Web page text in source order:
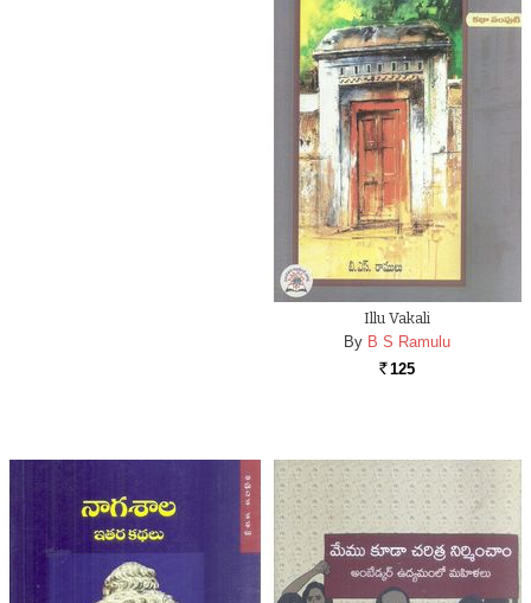
Illu Vakali
By B S Ramulu
Rs. 125